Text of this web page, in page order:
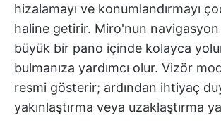
hizalamayı ve konumlandırmayı
haline getirir. Miro'nun
büyük bir pano içinde kolayca
bulmanıza yardımcı olur. Vizör
resmi gösterir; ardından ihtiyaç
yakınlaştırma veya uzaklaştırma